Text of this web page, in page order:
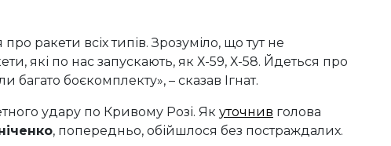
ракети всіх типів. Зрозуміло, що тут не
які по нас запускають, як Х-59, Х-58. Йдеться про
багато боєкомплекту», – сказав Ігнат.
удару по Кривому Розі. Як уточнив голова
, попередньо, обійшлося без постраждалих.